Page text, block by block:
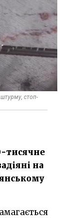
стоп-
тисячне
на